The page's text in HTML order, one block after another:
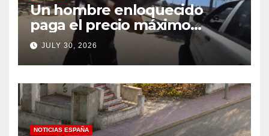
Un hombre enloquecido
paga el precio máximo
después de llevar un cuchillo
a un tiroteo con agentes del
condado de Los Ángeles
(VIDEO) * The Gateway
Pundit * por Cullen
Linebarger
JULY 30, 2026
NOTICIAS ESPAÑA